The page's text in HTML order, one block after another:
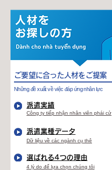
派遣業種データ
Dữ liệu về các ngành cụ thê
ご要望に合った人材をご提案
選ばれる4つの理由
4 lý do để lựa chọn chúng tôi
Những đề xuất về việc đáp ứng nhân lực
派遣実績
Công ty tiếp nhận nhân viên phái cử